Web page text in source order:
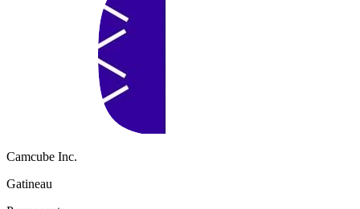
Camcube Inc.
Gatineau